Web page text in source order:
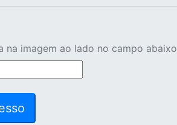
na imagem ao lado no campo abaixo